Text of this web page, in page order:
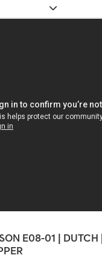
Baujahr: 2018
Informationen
1.110 kg
E08-01 | DUTCH